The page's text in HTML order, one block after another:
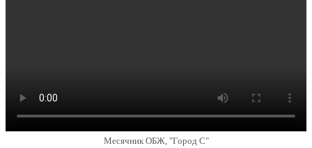
Месячник ОБЖ, "Город С"